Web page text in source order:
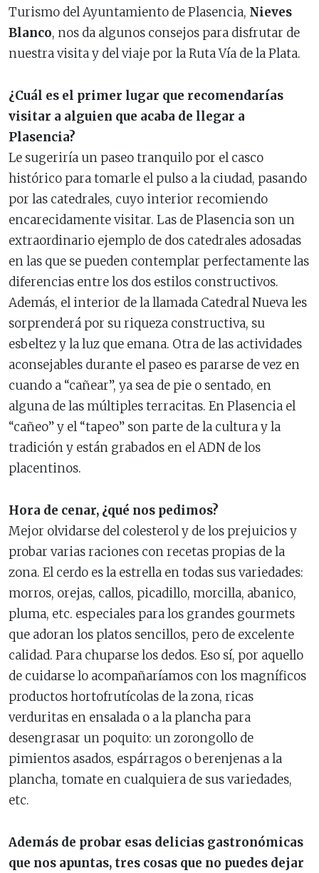
Turismo del Ayuntamiento de Plasencia, Nieves
Blanco, nos da algunos consejos para disfrutar de
nuestra visita y del viaje por la Ruta Vía de la Plata.
¿Cuál es el primer lugar que recomendarías
visitar a alguien que acaba de llegar a
Plasencia?
Le sugeriría un paseo tranquilo por el casco
histórico para tomarle el pulso a la ciudad, pasando
por las catedrales, cuyo interior recomiendo
encarecidamente visitar. Las de Plasencia son un
extraordinario ejemplo de dos catedrales adosadas
en las que se pueden contemplar perfectamente las
diferencias entre los dos estilos constructivos.
Además, el interior de la llamada Catedral Nueva les
sorprenderá por su riqueza constructiva, su
esbeltez y la luz que emana. Otra de las actividades
aconsejables durante el paseo es pararse de vez en
cuando a “cañear”, ya sea de pie o sentado, en
alguna de las múltiples terracitas. En Plasencia el
“cañeo” y el “tapeo” son parte de la cultura y la
tradición y están grabados en el ADN de los
placentinos.
Hora de cenar, ¿qué nos pedimos?
Mejor olvidarse del colesterol y de los prejuicios y
probar varias raciones con recetas propias de la
zona. El cerdo es la estrella en todas sus variedades:
morros, orejas, callos, picadillo, morcilla, abanico,
pluma, etc. especiales para los grandes gourmets
que adoran los platos sencillos, pero de excelente
calidad. Para chuparse los dedos. Eso sí, por aquello
de cuidarse lo acompañaríamos con los magníficos
productos hortofrutícolas de la zona, ricas
verduritas en ensalada o a la plancha para
desengrasar un poquito: un zorongollo de
pimientos asados, espárragos o berenjenas a la
plancha, tomate en cualquiera de sus variedades,
etc.
Además de probar esas delicias gastronómicas
que nos apuntas, tres cosas que no puedes dejar